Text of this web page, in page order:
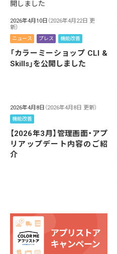
2026年4月10日 （2026年4月22日 更
新）
ニュース プレス 機能改善
「カラーミーショップ CLI &
Skills」を公開しました
2026年4月8日 （2026年4月8日 更新）
機能改善
【2026年3月】管理画面・アプ
リアップデート内容のご紹
介